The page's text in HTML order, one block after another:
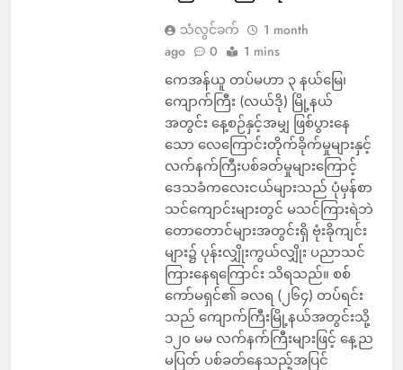
သံလွင်ခက်
1 month
ago
0 1 mins
ကေအန်ယူ တပ်မဟာ ၃ နယ်မြေ၊
ကျောက်ကြီး (လယ်ဒို) မြို့နယ်
အတွင်း နေ့စဉ်နှင့်အမျှ ဖြစ်ပွားနေ
သော လေကြောင်းတိုက်ခိုက်မှုများနှင့်
လက်နက်ကြီးပစ်ခတ်မှုများကြောင့်
ဒေသခံကလေးငယ်များသည် ပုံမှန်စာ
သင်ကျောင်းများတွင် မသင်ကြားရဲဘဲ
တောတောင်များအတွင်းရှိ ဗုံးခိုကျင်း
များ၌ ပုန်းလျှိုးကွယ်လျှိုး ပညာသင်
ကြားနေရကြောင်း သိရသည်။ စစ်
ကော်မရှင်၏ ခလရ (၂၆၄) တပ်ရင်း
သည် ကျောက်ကြီးမြို့နယ်အတွင်းသို့
၁၂၀ မမ လက်နက်ကြီးများဖြင့် နေ့ည
မပြတ် ပစ်ခတ်နေသည့်အပြင်